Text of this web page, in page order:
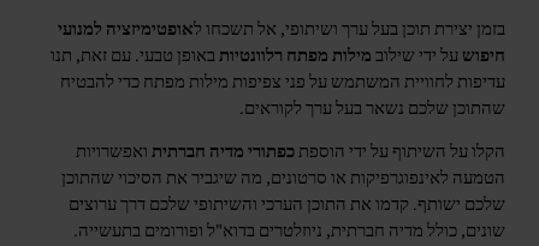
בזמן יצירת תוכן בעל ערך ושיתופי, אל תשכחו לאופטימיזציה למנועי
חיפושעל ידי שילובמילות מפתח רלוונטיותבאופן טבעי. עם זאת, תנו
עדיפות לחוויית המשתמש על פני צפיפות מילות מפתח כדי להבטיח
שהתוכן שלכם נשאר בעל ערך לקוראים.
הקלו על השיתוף על ידי הוספתכפתורי מדיה חברתיתואפשרויות
הטמעה לאינפוגרפיקות או סרטונים, מה שיגביר את הסיכוי שהתוכן
שלכם ישותף. קדמו את התוכן הערכי והשיתופי שלכם דרך ערוצים
שונים, כולל מדיה חברתית, ניוזלטרים בדוא"ל ופורומים בתעשייה.